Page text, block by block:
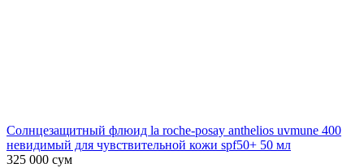
Солнцезащитный флюид la roche-posay anthelios uvmune 400
невидимый для чувствительной кожи spf50+ 50 мл
325 000 сум